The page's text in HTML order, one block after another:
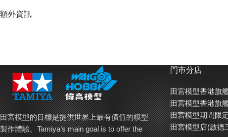
以噴槍上色時請使用以下稀釋劑稀釋：80020,80030,80040
X系列顏料為亮光顏料，XF系列顏料為消光顏料
如需稀釋請用田宮X-20琺瑯油漆專用稀釋劑
每瓶包含10毫升油漆
如以噴槍上色，請以10油漆:2稀釋劑的比例稀釋琺瑯油漆以達到最佳
額外資訊
田宮模型的目標是提供世界上最有價值的模型
製作體驗。Tamiya’s main goal is to offer the
門巿分店
田宮模型香港旗
田宮模型香港旗
田宮模型期間限
田宮模型店(啟德